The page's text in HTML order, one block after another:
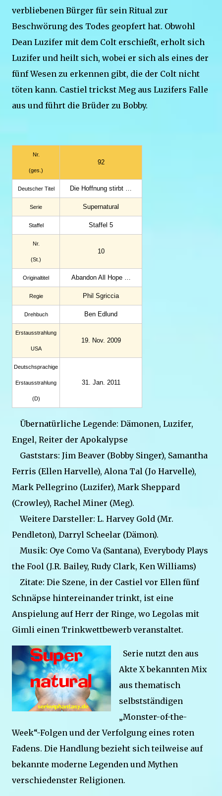
verbliebenen Bürger für sein Ritual zur
Beschwörung des Todes geopfert hat. Obwohl
Dean Luzifer mit dem Colt erschießt, erholt sich
Luzifer und heilt sich, wobei er sich als eines der
fünf Wesen zu erkennen gibt, die der Colt nicht
töten kann. Castiel trickst Meg aus Luzifers Falle
aus und führt die Brüder zu Bobby.
Nr.
(ges.)
92
Deutscher Titel Die Hoffnung stirbt …
Serie Supernatural
Staffel Staffel 5
Nr.
(St.)
10
Original­titel Abandon All Hope …
Regie Phil Sgriccia
Drehbuch Ben Edlund
Erstaus­strahlung
USA
19. Nov. 2009
Deutsch­sprachige
Erstaus­strahlung
(D)
31. Jan. 2011
Übernatürliche Legende: Dämonen, Luzifer,
Engel, Reiter der Apokalypse
Gaststars: Jim Beaver (Bobby Singer), Samantha
Ferris (Ellen Harvelle), Alona Tal (Jo Harvelle),
Mark Pellegrino (Luzifer), Mark Sheppard
(Crowley), Rachel Miner (Meg).
Weitere Darsteller: L. Harvey Gold (Mr.
Pendleton), Darryl Scheelar (Dämon).
Musik: Oye Como Va (Santana), Everybody Plays
the Fool (J.R. Bailey, Rudy Clark, Ken Williams)
Zitate: Die Szene, in der Castiel vor Ellen fünf
Schnäpse hintereinander trinkt, ist eine
Anspielung auf Herr der Ringe, wo Legolas mit
Gimli einen Trinkwettbewerb veranstaltet.
Serie nutzt den aus
Akte X bekannten Mix
aus thematisch
selbstständigen
„Monster-of-the-
Week“-Folgen und der Verfolgung eines roten
Fadens. Die Handlung bezieht sich teilweise auf
bekannte moderne Legenden und Mythen
verschiedenster Religionen.